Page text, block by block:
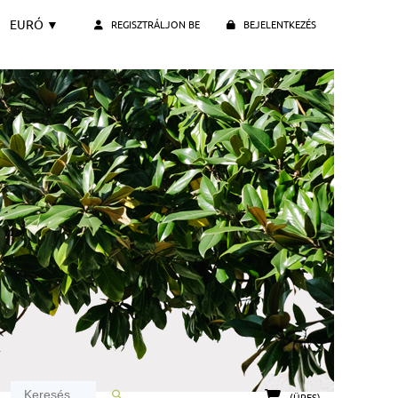
REGISZTRÁLJON BE BEJELENTKEZÉS
EURÓ ▼